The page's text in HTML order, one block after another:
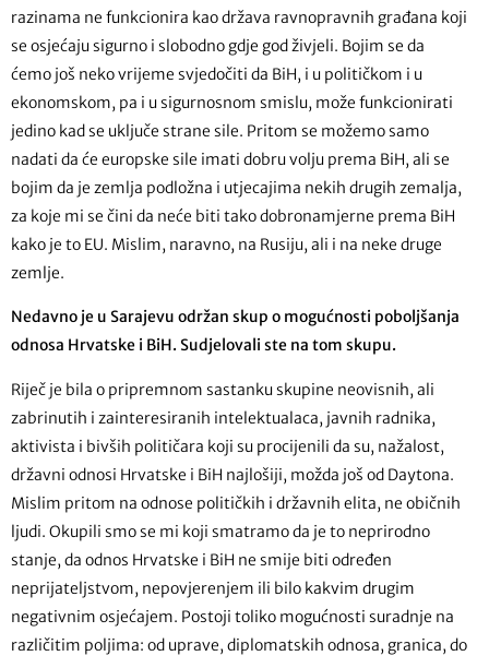
razinama ne funkcionira kao država ravnopravnih građana koji
se osjećaju sigurno i slobodno gdje god živjeli. Bojim se da
ćemo još neko vrijeme svjedočiti da BiH, i u političkom i u
ekonomskom, pa i u sigurnosnom smislu, može funkcionirati
jedino kad se uključe strane sile. Pritom se možemo samo
nadati da će europske sile imati dobru volju prema BiH, ali se
bojim da je zemlja podložna i utjecajima nekih drugih zemalja,
za koje mi se čini da neće biti tako dobronamjerne prema BiH
kako je to EU. Mislim, naravno, na Rusiju, ali i na neke druge
zemlje.
Nedavno je u Sarajevu održan skup o mogućnosti poboljšanja
odnosa Hrvatske i BiH. Sudjelovali ste na tom skupu.
Riječ je bila o pripremnom sastanku skupine neovisnih, ali
zabrinutih i zainteresiranih intelektualaca, javnih radnika,
aktivista i bivših političara koji su procijenili da su, nažalost,
državni odnosi Hrvatske i BiH najlošiji, možda još od Daytona.
Mislim pritom na odnose političkih i državnih elita, ne običnih
ljudi. Okupili smo se mi koji smatramo da je to neprirodno
stanje, da odnos Hrvatske i BiH ne smije biti određen
neprijateljstvom, nepovjerenjem ili bilo kakvim drugim
negativnim osjećajem. Postoji toliko mogućnosti suradnje na
različitim poljima: od uprave, diplomatskih odnosa, granica, do